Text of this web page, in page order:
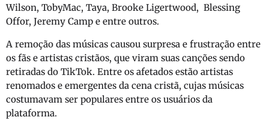
Wilson, TobyMac, Taya, Brooke Ligertwood, Blessing
Offor, Jeremy Camp e entre outros.
A remoção das músicas causou surpresa e frustração entre
os fãs e artistas cristãos, que viram suas canções sendo
retiradas do TikTok. Entre os afetados estão artistas
renomados e emergentes da cena cristã, cujas músicas
costumavam ser populares entre os usuários da
plataforma.